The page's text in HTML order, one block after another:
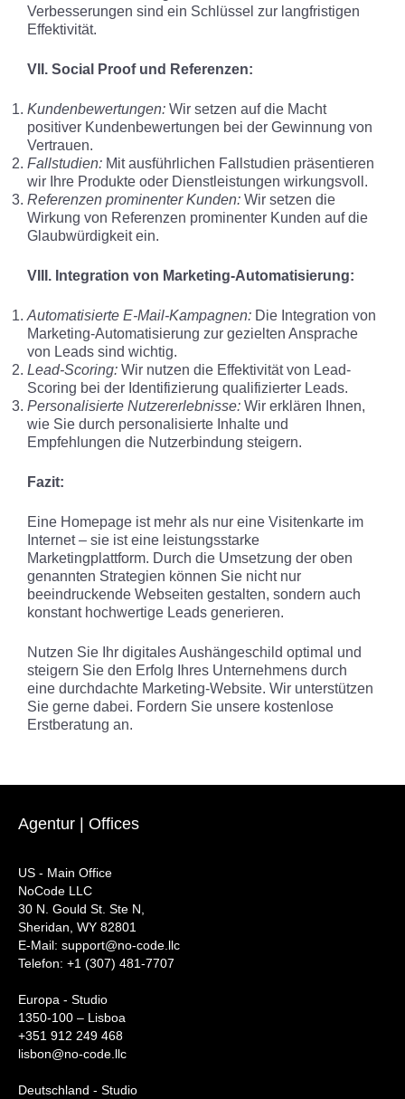
Verbesserungen sind ein Schlüssel zur langfristigen
Effektivität.
VII. Social Proof und Referenzen:
Kundenbewertungen: Wir setzen auf die Macht
positiver Kundenbewertungen bei der Gewinnung von
Vertrauen.
Fallstudien: Mit ausführlichen Fallstudien präsentieren
wir Ihre Produkte oder Dienstleistungen wirkungsvoll.
Referenzen prominenter Kunden: Wir setzen die
Wirkung von Referenzen prominenter Kunden auf die
Glaubwürdigkeit ein.
VIII. Integration von Marketing-Automatisierung:
Automatisierte E-Mail-Kampagnen: Die Integration von
Marketing-Automatisierung zur gezielten Ansprache
von Leads sind wichtig.
Lead-Scoring: Wir nutzen die Effektivität von Lead-
Scoring bei der Identifizierung qualifizierter Leads.
Personalisierte Nutzererlebnisse: Wir erklären Ihnen,
wie Sie durch personalisierte Inhalte und
Empfehlungen die Nutzerbindung steigern.
Fazit:
Eine Homepage ist mehr als nur eine Visitenkarte im
Internet – sie ist eine leistungsstarke
Marketingplattform. Durch die Umsetzung der oben
genannten Strategien können Sie nicht nur
beeindruckende Webseiten gestalten, sondern auch
konstant hochwertige Leads generieren.
Nutzen Sie Ihr digitales Aushängeschild optimal und
steigern Sie den Erfolg Ihres Unternehmens durch
eine durchdachte Marketing-Website. Wir unterstützen
Sie gerne dabei. Fordern Sie unsere kostenlose
Erstberatung an.
Agentur | Offices
US - Main Office
NoCode LLC
30 N. Gould St. Ste N,
Sheridan, WY 82801
‍E-Mail: support@no-code.llc
Telefon: +1 (307) 481-7707
Europa - Studio
1350-100 – Lisboa
+351 912 249 468
lisbon@no-code.llc
Deutschland - Studio